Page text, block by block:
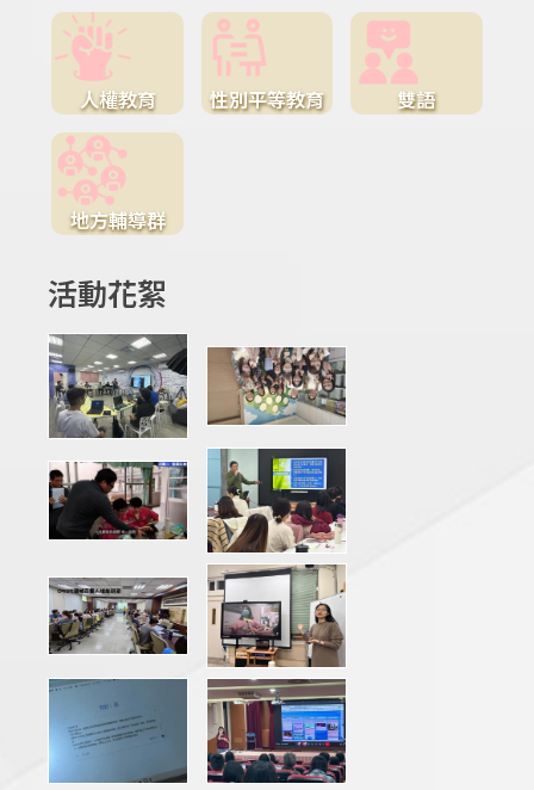
人權教育 性別平等教育 雙語
地方輔導群
活動花絮